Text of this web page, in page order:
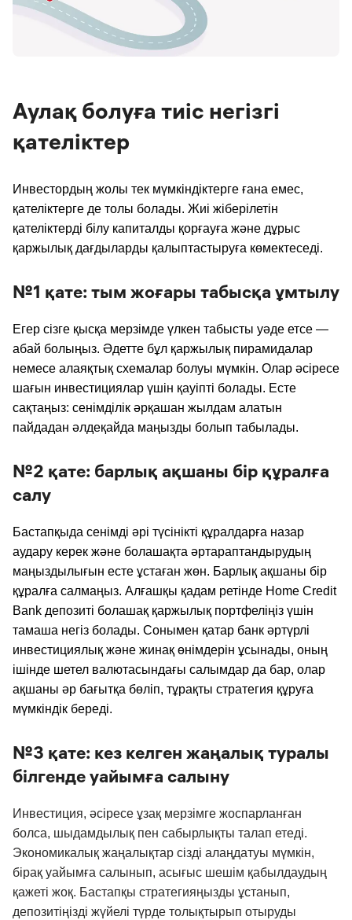
Аулақ болуға тиіс негізгі
қателіктер
Инвестордың жолы тек мүмкіндіктерге ғана емес,
қателіктерге де толы болады. Жиі жіберілетін
қателіктерді білу капиталды қорғауға және дұрыс
қаржылық дағдыларды қалыптастыруға көмектеседі.
№1 қате: тым жоғары табысқа ұмтылу
Егер сізге қысқа мерзімде үлкен табысты уәде етсе —
абай болыңыз. Әдетте бұл қаржылық пирамидалар
немесе алаяқтық схемалар болуы мүмкін. Олар әсіресе
шағын инвестициялар үшін қауіпті болады. Есте
сақтаңыз: сенімділік әрқашан жылдам алатын
пайдадан әлдеқайда маңызды болып табылады.
№2 қате: барлық ақшаны бір құралға
салу
Бастапқыда сенімді әрі түсінікті құралдарға назар
аудару керек және болашақта әртараптандырудың
маңыздылығын есте ұстаған жөн. Барлық ақшаны бір
құралға салмаңыз. Алғашқы қадам ретінде Home Credit
Bank депозиті болашақ қаржылық портфеліңіз үшін
тамаша негіз болады. Сонымен қатар банк әртүрлі
инвестициялық және жинақ өнімдерін ұсынады, оның
ішінде шетел валютасындағы салымдар да бар, олар
ақшаны әр бағытқа бөліп, тұрақты стратегия құруға
мүмкіндік береді.
№3 қате: кез келген жаңалық туралы
білгенде уайымға салыну
Инвестиция, әсіресе ұзақ мерзімге жоспарланған
болса, шыдамдылық пен сабырлықты талап етеді.
Экономикалық жаңалықтар сізді алаңдатуы мүмкін,
бірақ уайымға салынып, асығыс шешім қабылдаудың
қажеті жоқ. Бастапқы стратегияңызды ұстанып,
депозитіңізді жүйелі түрде толықтырып отыруды